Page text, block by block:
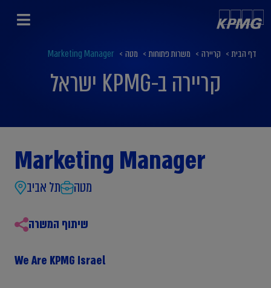
דף הבית > קריירה > משרות פתוחות > מטה >
Marketing Manager
קריירה ב-KPMG ישראל
Marketing Manager
תל אביב מטה
שיתוף המשרה
We Are KPMG Israel